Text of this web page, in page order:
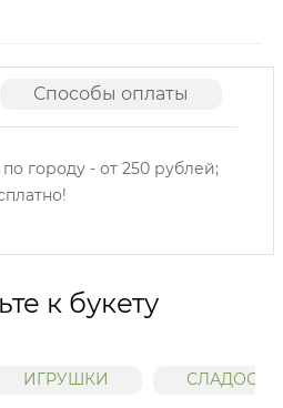
Способы оплаты
городу - от 250 рублей;
к букету
ИГРУШКИ СЛАДОСТИ